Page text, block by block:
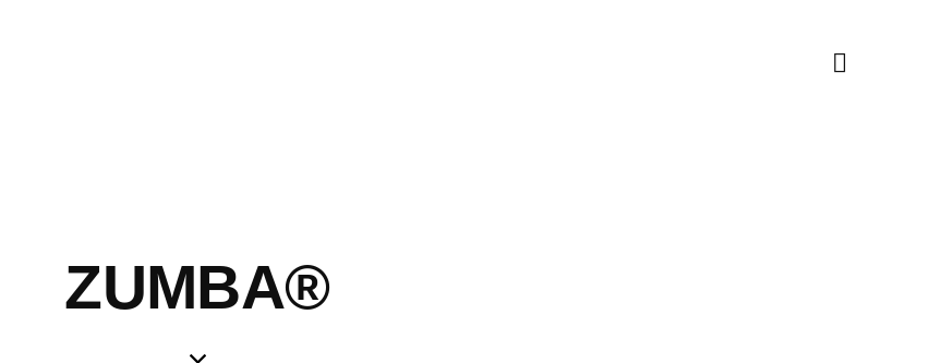
ZUMBA®